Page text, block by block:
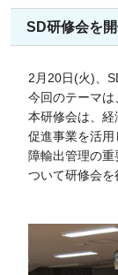
SD研修会を
2月20日(火)、
今回のテーマは
本研修会は、
促進事業を活
障輸出管理の
ついて研修会を